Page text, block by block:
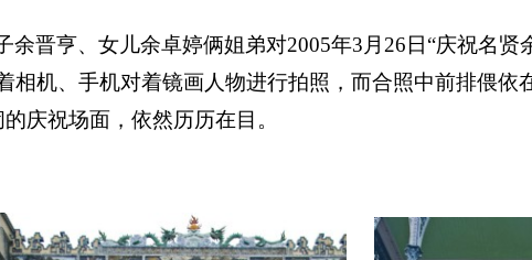
余晋亨、女儿余卓婷俩姐弟对2005年3 月 26 日 “庆祝名贤
相机、手机对着镜画人物进行拍照，而合照中前排偎依
庆祝场面，依然历历在目。